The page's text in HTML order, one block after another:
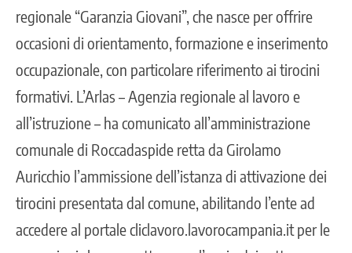
regionale “Garanzia Giovani”, che nasce per offrire
occasioni di orientamento, formazione e inserimento
occupazionale, con particolare riferimento ai tirocini
formativi. L’Arlas – Agenzia regionale al lavoro e
all’istruzione – ha comunicato all’amministrazione
comunale di Roccadaspide retta da Girolamo
Auricchio l’ammissione dell’istanza di attivazione dei
tirocini presentata dal comune, abilitando l’ente ad
accedere al portale cliclavoro.lavorocampania.it per le